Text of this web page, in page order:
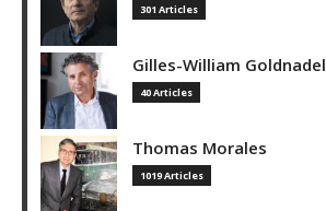
301 Articles
Gilles-William Goldnadel
40 Articles
Thomas Morales
1019 Articles